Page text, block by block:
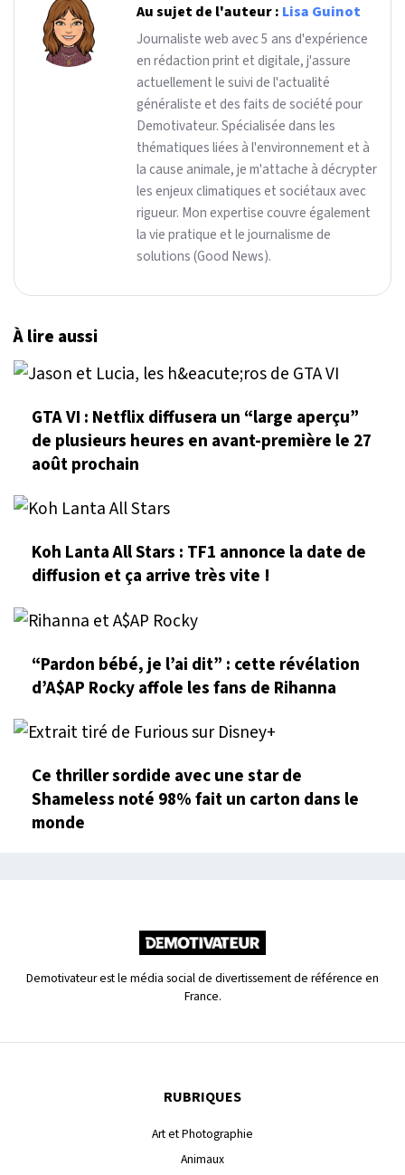
Au sujet de l'auteur : Lisa Guinot
Journaliste web avec 5 ans d'expérience
en rédaction print et digitale, j'assure
actuellement le suivi de l'actualité
généraliste et des faits de société pour
Demotivateur. Spécialisée dans les
thématiques liées à l'environnement et à
la cause animale, je m'attache à décrypter
les enjeux climatiques et sociétaux avec
rigueur. Mon expertise couvre également
la vie pratique et le journalisme de
solutions (Good News).
À lire aussi
GTA VI : Netflix diffusera un “large aperçu”
de plusieurs heures en avant-première le 27
août prochain
Koh Lanta All Stars : TF1 annonce la date de
diffusion et ça arrive très vite !
“Pardon bébé, je l’ai dit” : cette révélation
d’A$AP Rocky affole les fans de Rihanna
Ce thriller sordide avec une star de
Shameless noté 98% fait un carton dans le
monde
Demotivateur est le média social de divertissement de référence en
France.
RUBRIQUES
Art et Photographie
Animaux